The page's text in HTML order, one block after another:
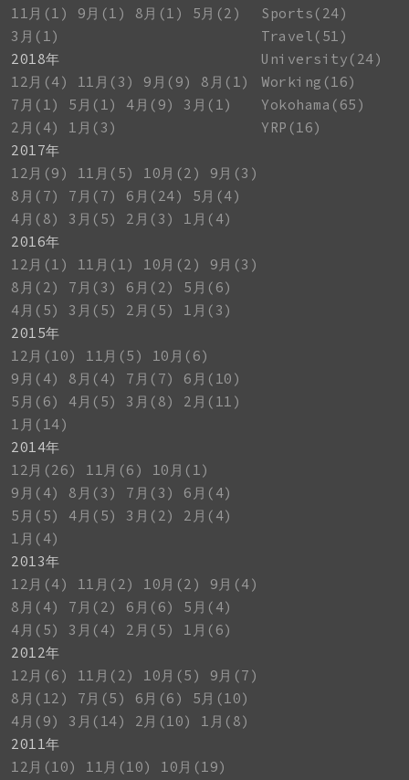
11月(1)
9月(1) 8月(1)
5月(2)
3月(1)
2018年
12月(4)
11月(3) 9月(9)
8月(1)
7月(1)
5月(1) 4月(9)
3月(1)
2月(4)
1月(3)
2017年
12月(9)
11月(5) 10月(2)
9月(3)
8月(7)
7月(7) 6月(24)
5月(4)
4月(8)
3月(5) 2月(3)
1月(4)
2016年
12月(1)
11月(1) 10月(2)
9月(3)
8月(2)
7月(3) 6月(2)
5月(6)
4月(5)
3月(5) 2月(5)
1月(3)
2015年
12月(10)
11月(5)
10月(6)
9月(4)
8月(4) 7月(7)
6月(10)
5月(6)
4月(5) 3月(8)
2月(11)
1月(14)
2014年
12月(26)
11月(6)
10月(1)
9月(4)
8月(3) 7月(3)
6月(4)
5月(5)
4月(5) 3月(2)
2月(4)
1月(4)
2013年
12月(4)
11月(2) 10月(2)
9月(4)
8月(4)
7月(2) 6月(6)
5月(4)
4月(5)
3月(4) 2月(5)
1月(6)
2012年
12月(6)
11月(2) 10月(5)
9月(7)
8月(12)
7月(5) 6月(6)
5月(10)
4月(9)
3月(14) 2月(10)
1月(8)
2011年
12月(10)
11月(10)
10月(19)
Sports(24)
Travel(51)
University(24)
Working(16)
Yokohama(65)
YRP(16)